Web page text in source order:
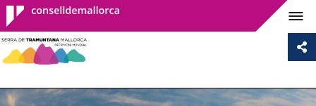
Consell de
Mallorca